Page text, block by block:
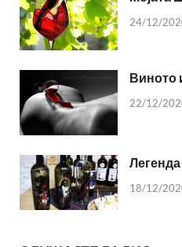
24/12/
Виното
22/12/
18/12/